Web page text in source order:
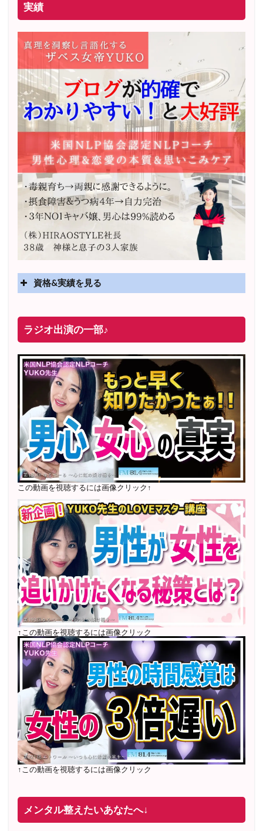
実績
資格&実績を見る
2025年4月〜 altruismコミュニティ×講座オンラインサ
ロン開講
2025年5月〜 FMラジオ79.9「LOVEマスター講座」準
レギュラー出演中！
2023年12月〜 FM81.4ラジオFMハイホー「LOVEマス
ター講座」準レギュラー出演中！
〜2025年5月 個別セッション相談実績 1500名越え
2022年6月〜24年7月 自己肯定感を高めるメールレッス
ン1000名以上参加
〜2024年7月 恋愛テキスト動画セット販売実績
2022年7月〜12月 グループセッション開始 限定10名
様随時満席
2022年4月 米国NLP協会認定NLPコーチ及び日本NLP能
力開発協会認定NLPコーチ資格取得
ラジオ出演の一部♪
この動画を視聴するには画像クリック↑
↑この動画を視聴するには画像クリック
↑この動画を視聴するには画像クリック
メンタル整えたいあなたへ↓